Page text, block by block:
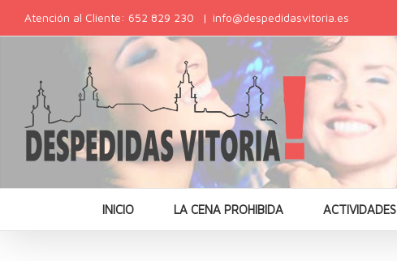
Atención al Cliente: 652 829 230 | info@despedidasvitoria.es
INICIO LA CENA PROHIBIDA ACTIVIDADES